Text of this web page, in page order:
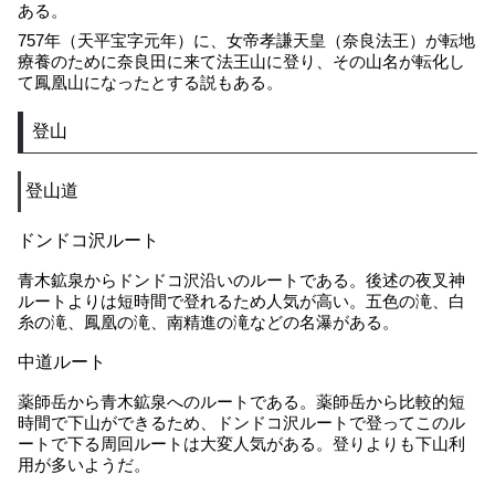
ある。
757年（天平宝字元年）に、女帝孝謙天皇（奈良法王）が転地
療養のために奈良田に来て法王山に登り、その山名が転化し
て鳳凰山になったとする説もある。
登山
登山道
ドンドコ沢ルート
青木鉱泉からドンドコ沢沿いのルートである。後述の夜叉神
ルートよりは短時間で登れるため人気が高い。五色の滝、白
糸の滝、鳳凰の滝、南精進の滝などの名瀑がある。
中道ルート
薬師岳から青木鉱泉へのルートである。薬師岳から比較的短
時間で下山ができるため、ドンドコ沢ルートで登ってこのル
ートで下る周回ルートは大変人気がある。登りよりも下山利
用が多いようだ。